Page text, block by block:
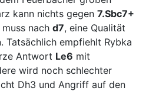
kann nichts gegen 7.Sbc7+
nach d7, eine Qualität
Tatsächlich empfiehlt Rybka
Antwort Le6 mit
wird noch schlechter
Dh3 und Angriff auf den